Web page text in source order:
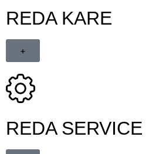
REDA KARE
+
REDA SERVICE